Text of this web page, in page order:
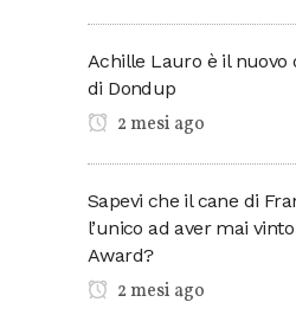
Achille Lauro è il nuovo
di Dondup
2 mesi ago
Sapevi che il cane di
l’unico ad aver mai
Award?
2 mesi ago